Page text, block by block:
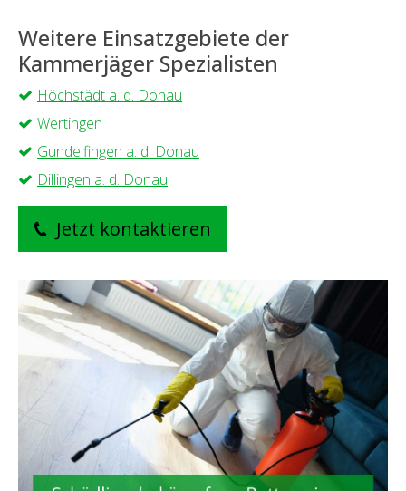
Weitere Einsatzgebiete der
Kammerjäger Spezialisten
Höchstädt a. d. Donau
Wertingen
Gundelfingen a. d. Donau
Dillingen a. d. Donau
Jetzt kontaktieren